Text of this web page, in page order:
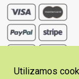
Utilizamos